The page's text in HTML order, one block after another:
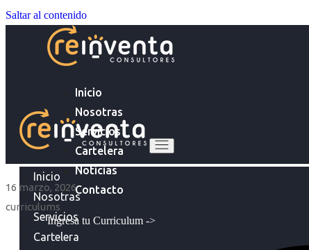
Saltar al contenido
Inicio
Nosotras
Servicios
Cartelera
Noticias
Contacto
Ingresa tu Curriculum ->
Inicio
Nosotras
Servicios
Cartelera
16 marzo, 2026
curriculums